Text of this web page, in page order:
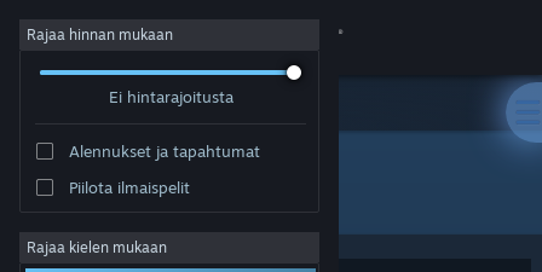
Kirjaudu sisään
Tietoa
Rajaa hinnan mukaan
Ei hintarajoitusta
Alennukset ja tapahtumat
Piilota ilmaispelit
Rajaa kielen mukaan
Kehittäjä: Lonestone Studio